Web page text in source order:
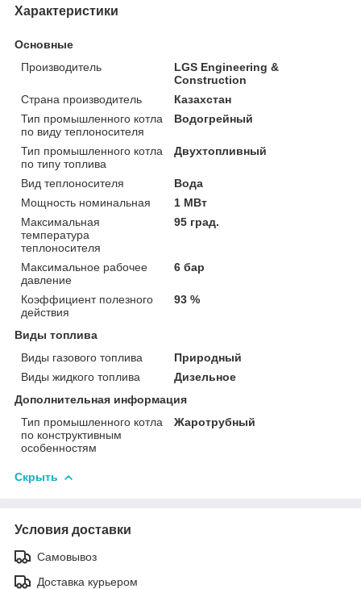
Характеристики
Основные
Производитель
LGS Engineering &
Construction
Страна производитель
Казахстан
Тип промышленного котла
по виду теплоносителя
Водогрейный
Тип промышленного котла
по типу топлива
Двухтопливный
Вид теплоносителя
Вода
Мощность номинальная
1 МВт
Максимальная
температура
теплоносителя
95 град.
Максимальное рабочее
давление
6 бар
Коэффициент полезного
действия
93 %
Виды топлива
Виды газового топлива
Природный
Виды жидкого топлива
Дизельное
Дополнительная информация
Тип промышленного котла
по конструктивным
особенностям
Жаротрубный
Скрыть
Условия доставки
Самовывоз
Доставка курьером